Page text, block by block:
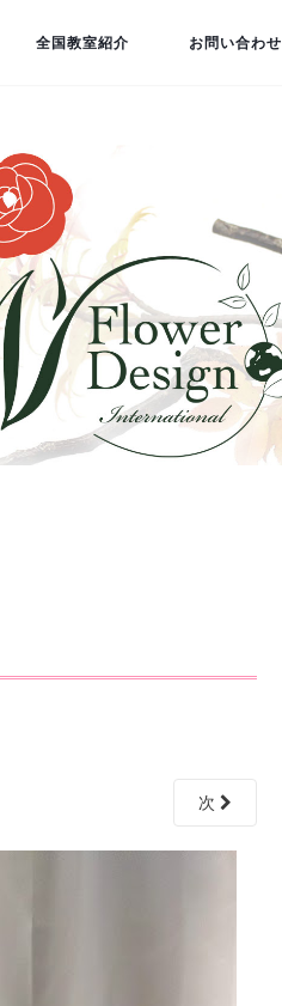
全国教室紹介 お問い合わせ
次